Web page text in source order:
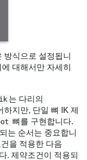
식으로 설정됩니
대해서만 자세히
는 다리의
하지만, 단일 뼈 IK 제
뼈를 구현합니다.
는 순서는 중요합니
을 적용한 다음
. 제약조건이 적용되